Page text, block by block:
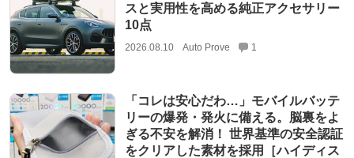
スと実用性を高める純正アクセサリー
10点
2026.08.10 Auto Prove 1
「コレは安心だわ…」モバイルバッテ
リーの爆発・発火に備える。脳裏をよ
ぎる不安を解消！ 世界基準の安全認証
をクリアした素材を採用［ハイディス